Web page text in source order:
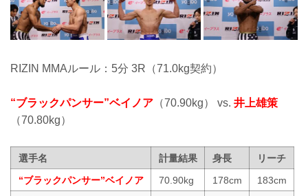
RIZIN MMAルール：5分 3R（71.0kg契約）
“ブラックパンサー”ベイノア （70.90kg） vs. 井上雄策
（70.80kg）
選手名 計量結果 身長
リーチ
“ブラックパンサー”ベイノア
70.90kg 178cm
183cm